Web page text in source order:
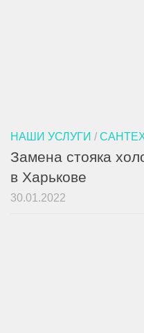
НАШИ УСЛУГИ /
Замена стояка
в Харькове
30.01.2022